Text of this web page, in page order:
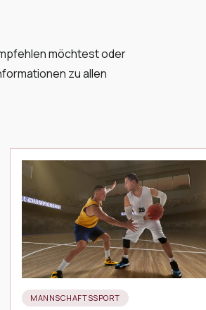
möchtest oder
zu allen
MANNSCHAFTSSPORT